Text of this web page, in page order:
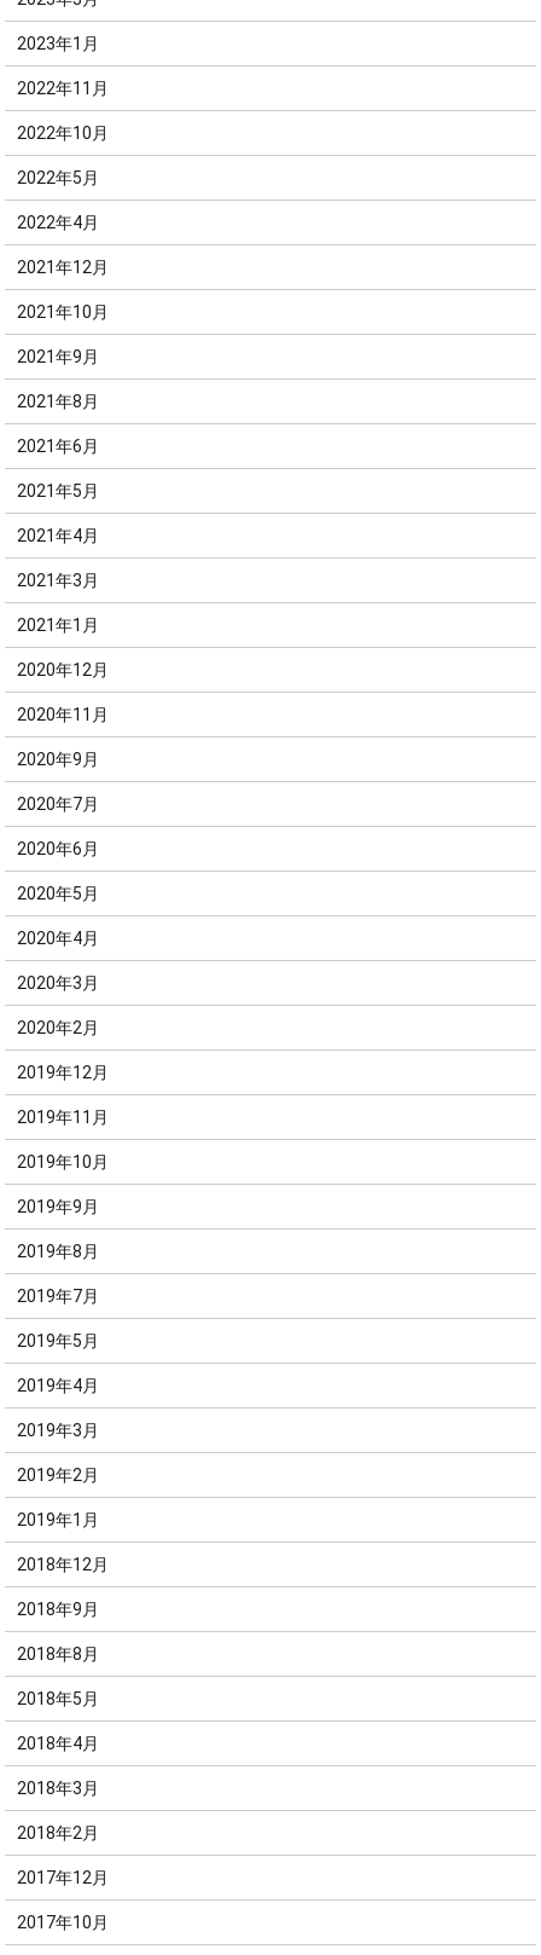
2023年1月
2022年11月
2022年10月
2022年5月
2022年4月
2021年12月
2021年10月
2021年9月
2021年8月
2021年6月
2021年5月
2021年4月
2021年3月
2021年1月
2020年12月
2020年11月
2020年9月
2020年7月
2020年6月
2020年5月
2020年4月
2020年3月
2020年2月
2019年12月
2019年11月
2019年10月
2019年9月
2019年8月
2019年7月
2019年5月
2019年4月
2019年3月
2019年2月
2019年1月
2018年12月
2018年9月
2018年8月
2018年5月
2018年4月
2018年3月
2018年2月
2017年12月
2017年10月